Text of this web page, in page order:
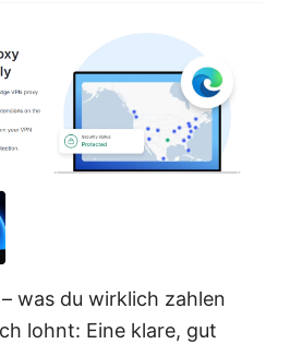
was du wirklich zahlen
lohnt: Eine klare, gut